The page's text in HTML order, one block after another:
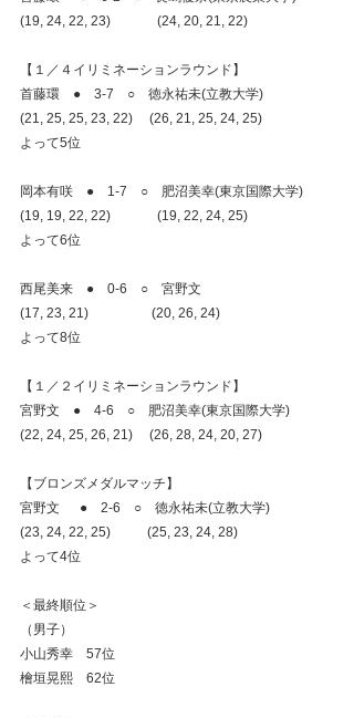
(19, 24, 22, 23)              (24, 20, 21, 22)
【１／４イリミネーションラウンド】
首藤環    ●　3-7　○　徳永祐未(立教大学)
(21, 25, 25, 23, 22)     (26, 21, 25, 24, 25)
よって5位
岡本有咲　●　1-7　○　肥沼美幸(東京国際大学)
(19, 19, 22, 22)              (19, 22, 24, 25)
よって6位
西尾美来　●　0-6　○　宮野文
(17, 23, 21)                   (20, 26, 24)
よって8位
【１／２イリミネーションラウンド】
宮野文    ●　4‐6　○　肥沼美幸(東京国際大学)
(22, 24, 25, 26, 21)     (26, 28, 24, 20, 27)
【ブロンズメダルマッチ】
宮野文  　●　2‐6　○　徳永祐未(立教大学)
(23, 24, 22, 25)           (25, 23, 24, 28)
よって4位
＜最終順位＞
（男子）
小山秀幸　57位
檜垣晃熙　62位